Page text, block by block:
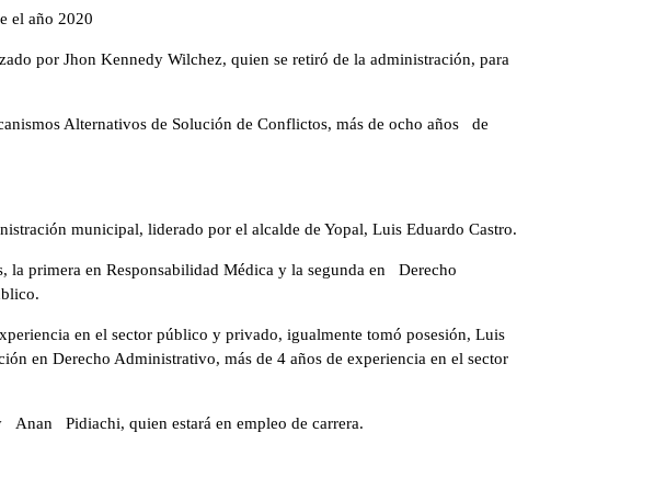
el año 2020
por Jhon Kennedy Wilchez, quien se retiró de la administración, para
Alternativos de Solución de Conflictos, más de ocho años de
municipal, liderado por el alcalde de Yopal, Luis Eduardo Castro.
la primera en Responsabilidad Médica y la segunda en Derecho
en el sector público y privado, igualmente tomó posesión, Luis
en Derecho Administrativo, más de 4 años de experiencia en el sector
Anan Pidiachi, quien estará en empleo de carrera.